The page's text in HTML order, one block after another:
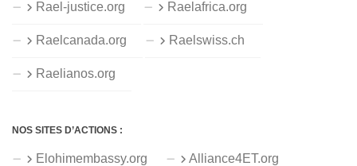
Rael-justice.org Raelafrica.org
Raelcanada.org Raelswiss.ch
Raelianos.org
NOS SITES D’ACTIONS :
Elohimembassy.org Alliance4ET.org